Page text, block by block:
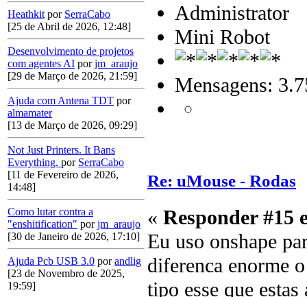
Heathkit por SerraCabo
[25 de Abril de 2026, 12:48]
Desenvolvimento de projetos
com agentes AI porjm_araujo
[29 de Março de 2026, 21:59]
Ajuda com Antena TDT por
almamater
[13 de Março de 2026, 09:29]
Not Just Printers. It Bans
Everything. por SerraCabo
[11 de Fevereiro de 2026,
14:48]
Como lutar contra a
"enshitification" porjm_araujo
[30 de Janeiro de 2026, 17:10]
Ajuda Pcb USB 3.0 porandlig
[23 de Novembro de 2025,
19:59]
Administrator
Mini Robot
Mensagens:
Re: uMouse - Rodas
« Responder #15
Eu uso onshape
diferenca enorme
tipo esse que estas